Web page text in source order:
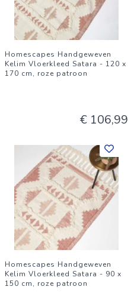
Homescapes Handgeweven
Kelim Vloerkleed Satara - 120 x
170 cm, roze patroon
€ 106,99
Homescapes Handgeweven
Kelim Vloerkleed Satara - 90 x
150 cm, roze patroon